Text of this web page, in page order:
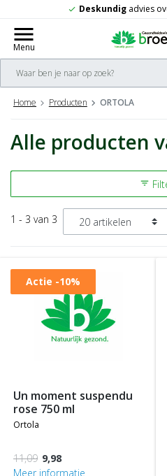
check Deskundig advies
menu
Menu
Home Producten ORTOLA
Alle producten
filter_list
1 - 3 van 3
Actie -10%
un moment suspendu
rose 750 ml
ortola
11,09 9,98
Meer informatie